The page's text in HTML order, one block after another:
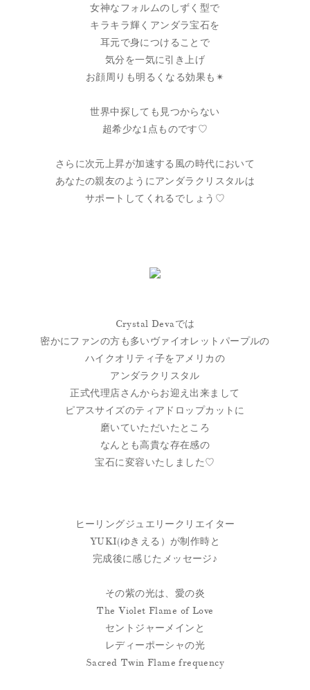
女神なフォルムのしずく型で
キラキラ輝くアンダラ宝石を
耳元で身につけることで
気分を一気に引き上げ
お顔周りも明るくなる効果も✴︎
世界中探しても見つからない
超希少な1点ものです♡
さらに次元上昇が加速する風の時代において
あなたの親友のようにアンダラクリスタルは
サポートしてくれるでしょう♡
Crystal Devaでは
密かにファンの方も多いヴァイオレットパープルの
ハイクオリティ子をアメリカの
アンダラクリスタル
正式代理店さんからお迎え出来まして
ピアスサイズのティアドロップカットに
磨いていただいたところ
なんとも高貴な存在感の
宝石に変容いたしました♡
ヒーリングジュエリークリエイター
YUKI(ゆきえる）が制作時と
完成後に感じたメッセージ♪
その紫の光は、愛の炎
The Violet Flame of Love
セントジャーメインと
レディーポーシャの光
Sacred Twin Flame frequency